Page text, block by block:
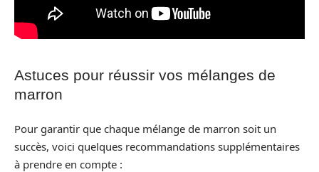
Astuces pour réussir vos mélanges de
marron
Pour garantir que chaque mélange de marron soit un
succès, voici quelques recommandations supplémentaires
à prendre en compte :